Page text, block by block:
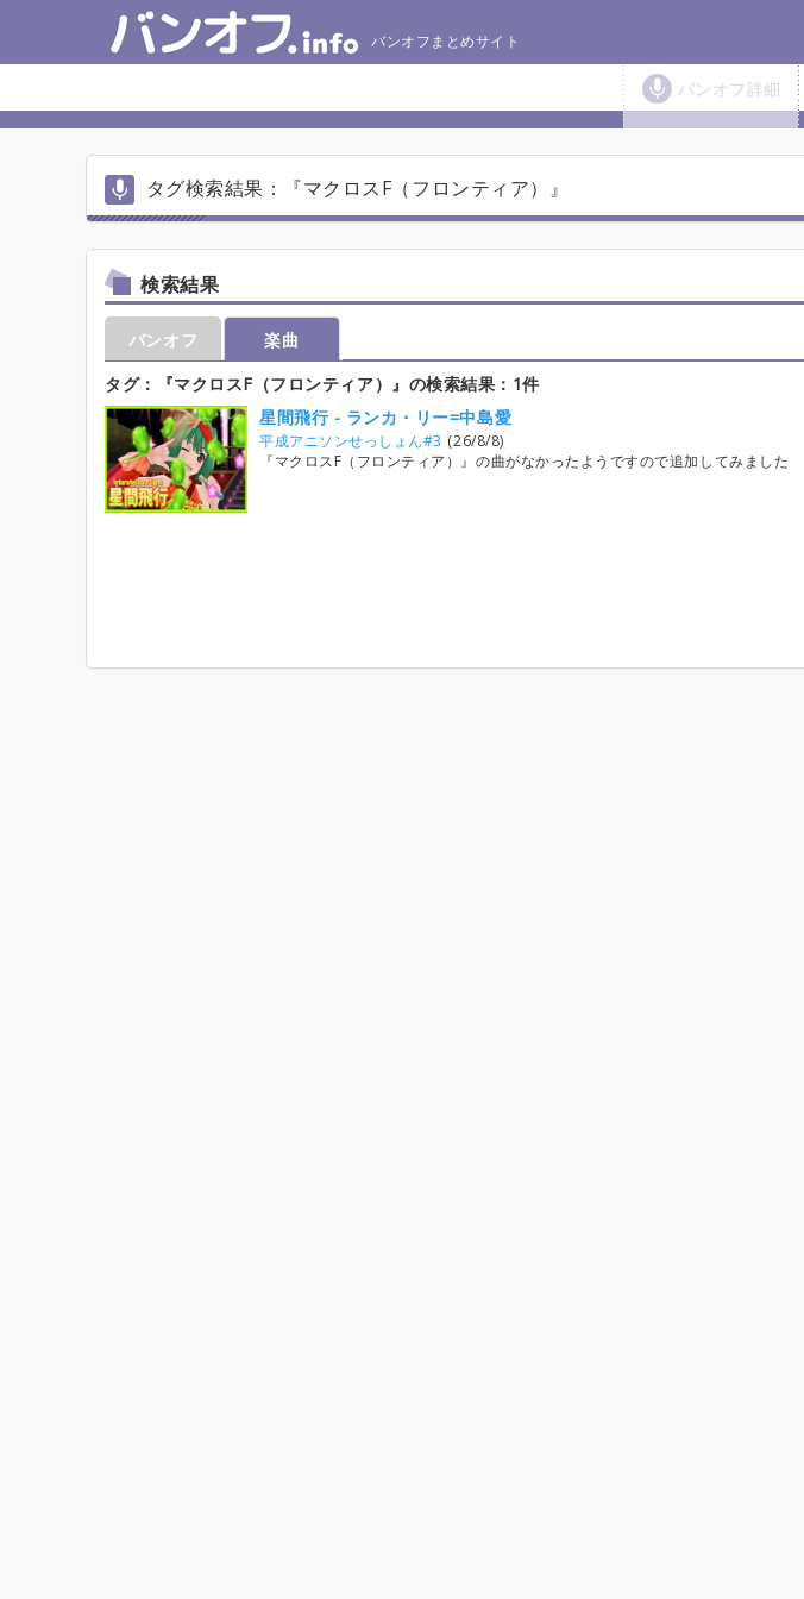
バンオフまとめサイト
バンオフ詳細
タグ検索結果：『マクロスF（フロンティア）』
検索結果
バンオフ
楽曲
タグ：『マクロスF（フロンティア）』の検索結果：1件
星間飛行 - ランカ・リー=中島愛
平成アニソンせっしょん#3 (26/8/8)
『マクロスF（フロンティア）』の曲がなかったようですので追加してみました